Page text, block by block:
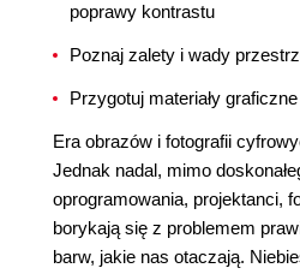
poprawy kontrastu
Poznaj zalety i wady
Przygotuj materiały
Era obrazów i fotografii
Jednak nadal, mimo
oprogramowania, projektanci,
borykają się z problemem
barw, jakie nas otaczają.